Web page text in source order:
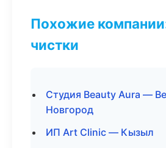
Похожие
чистки
Студия Beauty Aura —
Новгород
ИП Art Clinic — Кызыл